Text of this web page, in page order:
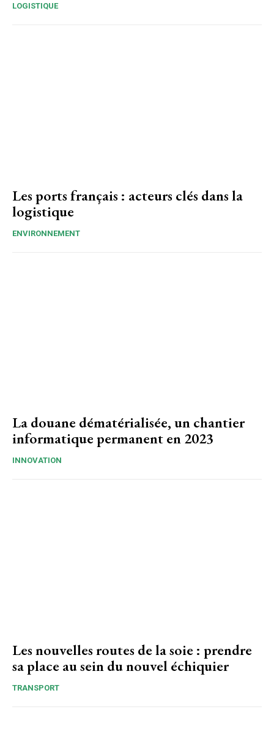
LOGISTIQUE
Les ports français : acteurs clés dans la
logistique
ENVIRONNEMENT
La douane dématérialisée, un chantier
informatique permanent en 2023
INNOVATION
Les nouvelles routes de la soie : prendre
sa place au sein du nouvel échiquier
TRANSPORT